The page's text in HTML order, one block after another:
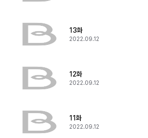
13화
2022.09.12
12화
2022.09.12
11화
2022.09.12